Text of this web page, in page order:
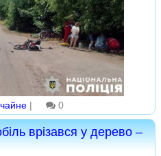
| 0
врізався у дерево –